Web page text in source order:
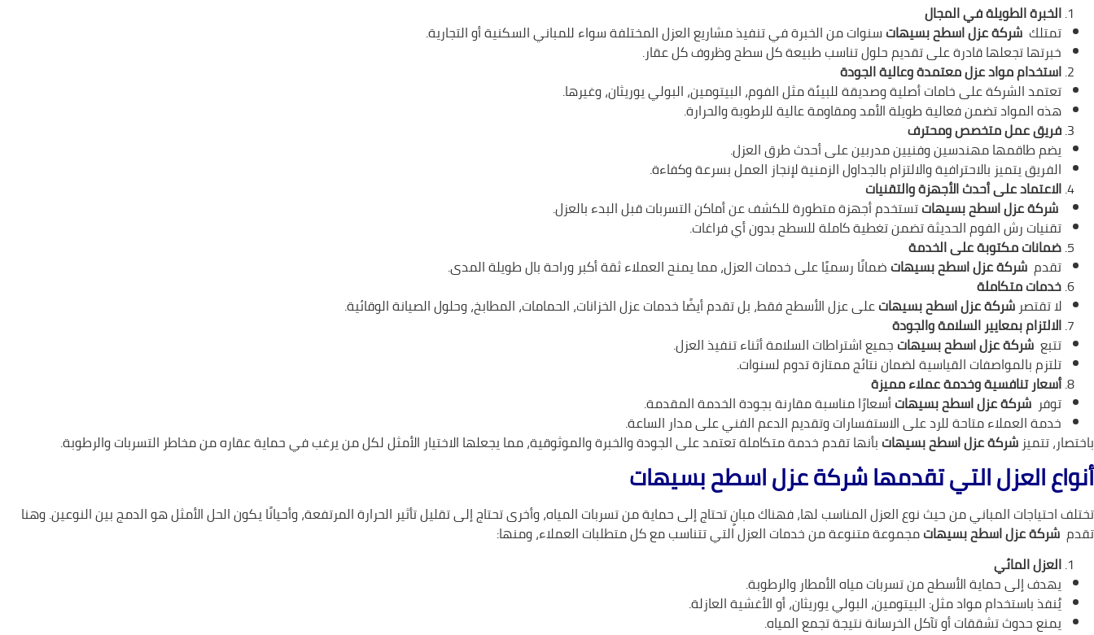
الخبرة الطويلة في المجال
تمتلك شركة عزل اسطح بسيهات سنوات من الخبرة في تنفيذ مشاريع العزل المختلفة سواء للمباني السكنية أو التجارية.
خبرتها تجعلها قادرة على تقديم حلول تناسب طبيعة كل سطح وظروف كل عقار.
استخدام مواد عزل معتمدة وعالية الجودة
تعتمد الشركة على خامات أصلية وصديقة للبيئة مثل الفوم، البيتومين، البولي يوريثان، وغيرها.
هذه المواد تضمن فعالية طويلة الأمد ومقاومة عالية للرطوبة والحرارة.
فريق عمل متخصص ومحترف
يضم طاقمها مهندسين وفنيين مدربين على أحدث طرق العزل.
الفريق يتميز بالاحترافية والالتزام بالجداول الزمنية لإنجاز العمل بسرعة وكفاءة.
الاعتماد على أحدث الأجهزة والتقنيات
شركة عزل اسطح بسيهاتتستخدم أجهزة متطورة للكشف عن أماكن التسربات قبل البدء بالعزل.
تقنيات رش الفوم الحديثة تضمن تغطية كاملة للسطح بدون أي فراغات.
ضمانات مكتوبة على الخدمة
تقدم شركة عزل اسطح بسيهات ضمانًا رسميًا على خدمات العزل، مما يمنح العملاء ثقة أكبر وراحة بال طويلة المدى.
خدمات متكاملة
لا تقتصر شركة عزل اسطح بسيهاتعلى عزل الأسطح فقط، بل تقدم أيضًا خدمات عزل الخزانات، الحمامات، المطابخ، وحلول الصيانة الوقائية.
الالتزام بمعايير السلامة والجودة
تتبع شركة عزل اسطح بسيهات جميع اشتراطات السلامة أثناء تنفيذ العزل.
تلتزم بالمواصفات القياسية لضمان نتائج ممتازة تدوم لسنوات.
أسعار تنافسية وخدمة عملاء مميزة
توفر شركة عزل اسطح بسيهاتأسعارًا مناسبة مقارنة بجودة الخدمة المقدمة.
خدمة العملاء متاحة للرد على الاستفسارات وتقديم الدعم الفني على مدار الساعة.
باختصار، تتميز شركة عزل اسطح بسيهات بأنها تقدم خدمة متكاملة تعتمد على الجودة والخبرة والموثوقية، مما يجعلها الاختيار الأمثل لكل من يرغب في حماية عقاره من مخاطر التسربات والرطوبة.
أنواع العزل التي تقدمها شركة عزل اسطح بسيهات
تختلف احتياجات المباني من حيث نوع العزل المناسب لها، فهناك مبانٍ تحتاج إلى حماية من تسربات المياه، وأخرى تحتاج إلى تقليل تأثير الحرارة المرتفعة، وأحيانًا يكون الحل الأمثل هو الدمج بين النوعين. وهنا
تقدم شركة عزل اسطح بسيهاتمجموعة متنوعة من خدمات العزل التي تتناسب مع كل متطلبات العملاء، ومنها:
العزل المائي
يهدف إلى حماية الأسطح من تسربات مياه الأمطار والرطوبة.
يُنفذ باستخدام مواد مثل: البيتومين، البولي يوريثان، أو الأغشية العازلة.
يمنع حدوث تشققات أو تآكل الخرسانة نتيجة تجمع المياه.